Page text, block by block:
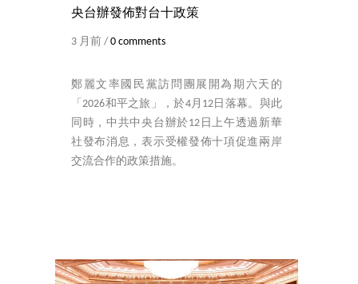
央台辦發佈對台十政策
3 月前 /0 comments
鄭麗文率國民黨訪問團展開為期六天的
「2026和平之旅」，於4月12日落幕。與此
同時，中共中央台辦於12日上午透過新華
社發布消息，表示受權發佈十項促進兩岸
交流合作的政策措施。